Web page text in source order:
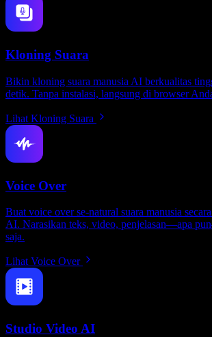
Kloning Suara
Bikin kloning suara manusia AI berkualitas
detik. Tanpa instalasi, langsung di browser
Lihat Kloning Suara
Voice Over
Buat voice over se-natural suara manusia
AI. Narasikan teks, video, penjelasan—apa
saja.
Lihat Voice Over
Studio Video AI